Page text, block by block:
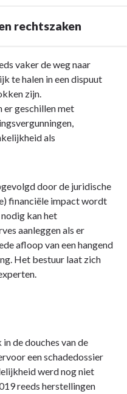
rechtszaken
vaker de weg naar
te halen in een dispuut
zijn.
er geschillen met
als
door de juridische
financiële impact wordt
kan het
aanleggen als er
afloop van een hangend
Het bestuur laat zich
de douches van de
een schadedossier
werd nog niet
reeds herstellingen